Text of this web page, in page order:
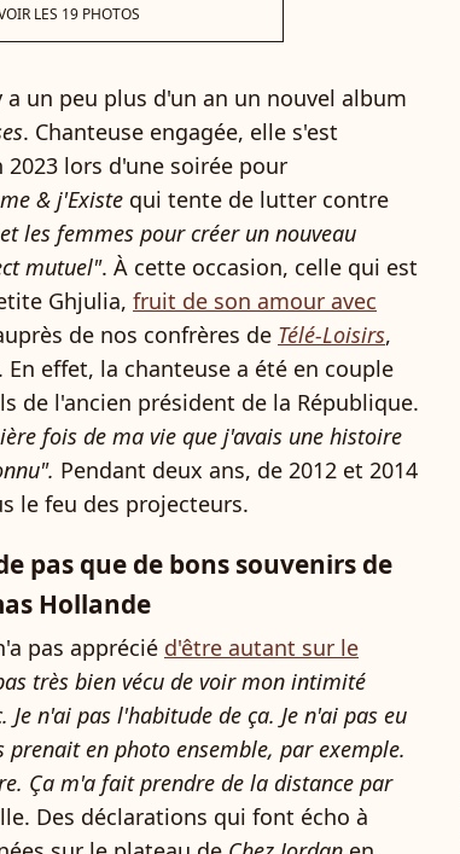
LES 19 PHOTOS
a un peu plus d'un an un nouvel album
. Chanteuse engagée, elle s'est
lors d'une soirée pour
& j'Existe qui tente de lutter contre
les femmes pour créer un nouveau
mutuel". À cette occasion, celle qui est
Ghjulia, fruit de son amour avec
de nos confrères de Télé-Loisirs,
effet, la chanteuse a été en couple
de l'ancien président de la République.
fois de ma vie que j'avais une histoire
Pendant deux ans, de 2012 et 2014
le feu des projecteurs.
pas que de bons souvenirs de
Hollande
pas apprécié d'être autant sur le
très bien vécu de voir mon intimité
n'ai pas l'habitude de ça. Je n'ai pas eu
en photo ensemble, par exemple.
Ça m'a fait prendre de la distance par
Des déclarations qui font écho à